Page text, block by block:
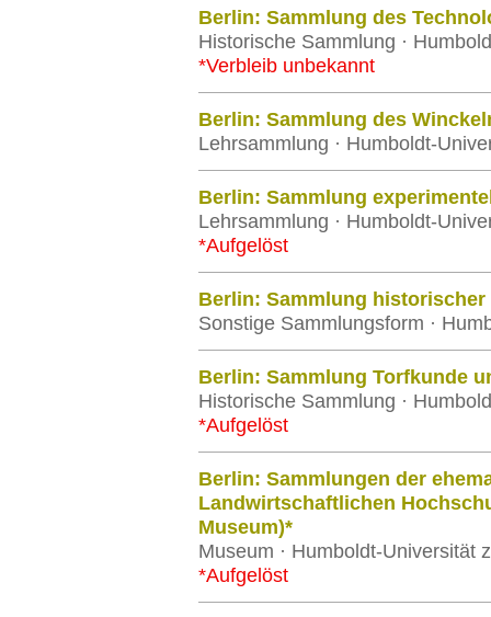
Berlin: Sammlung des
Historische Sammlung ·
*Verbleib unbekannt
Berlin: Sammlung des
Lehrsammlung · Humboldt-
Berlin: Sammlung
Lehrsammlung · Humboldt-
*Aufgelöst
Berlin: Sammlung
Sonstige Sammlungsform ·
Berlin: Sammlung Torfkunde
Historische Sammlung ·
*Aufgelöst
Berlin: Sammlungen der
Landwirtschaftlichen
Museum)*
Museum · Humboldt-Universität
*Aufgelöst